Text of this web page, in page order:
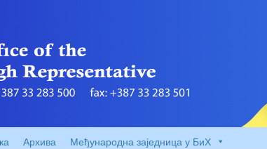
Архива Међународна заједница у БиХ